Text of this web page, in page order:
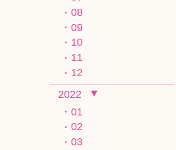
08
09
10
11
12
2022
01
02
03